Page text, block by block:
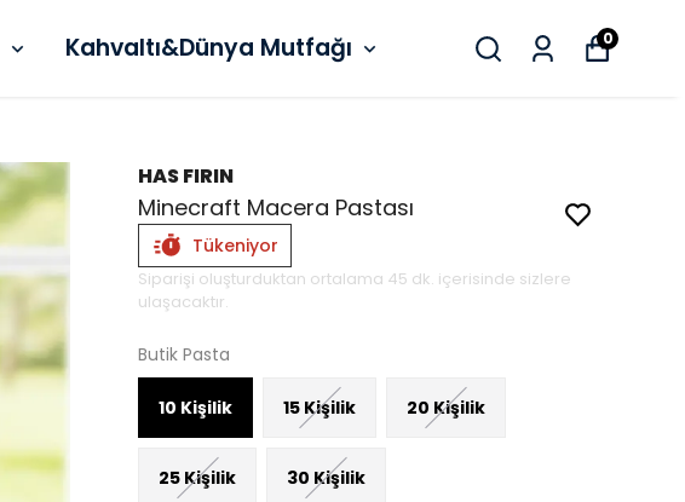
Kahvaltı&Dünya Mutfağı 0
HAS FIRIN
Minecraft Macera Pastası
Tükeniyor
Siparişi oluşturduktan ortalama 45 dk. içerisinde sizlere
ulaşacaktır.
Butik Pasta
10 Kişilik 15 Kişilik 20 Kişilik
25 Kişilik 30 Kişilik